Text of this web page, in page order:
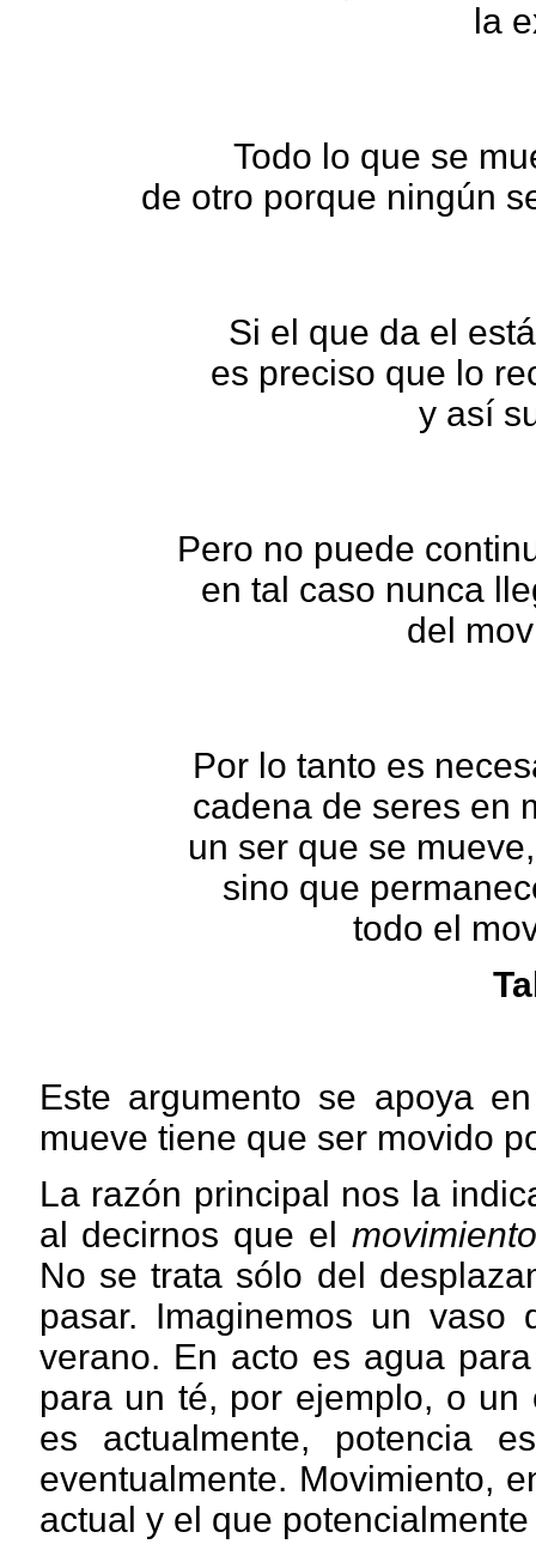
la
Todo lo que se
de otro porque ningún
Si el que da el
es preciso que lo
y así
Pero no puede
en tal caso nunca
del
Por lo tanto es
cadena de seres en
un ser que se
sino que
todo el
Este argumento se apoya
mueve tiene que ser movido
La razón principal nos la
al decirnos que el movimiento
No se trata sólo del
pasar. Imaginemos un
verano. En acto es agua
para un té, por ejemplo, o
es actualmente, potencia
eventualmente. Movimiento,
actual y el que